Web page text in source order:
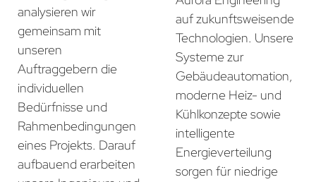
analysieren wir
gemeinsam mit
unseren
Auftraggebern die
individuellen
Bedürfnisse und
Rahmenbedingungen
eines Projekts. Darauf
aufbauend erarbeiten
auf zukunftsweisende
Technologien. Unsere
Systeme zur
Gebäudeautomation,
moderne Heiz- und
Kühlkonzepte sowie
intelligente
Energieverteilung
sorgen für niedrige